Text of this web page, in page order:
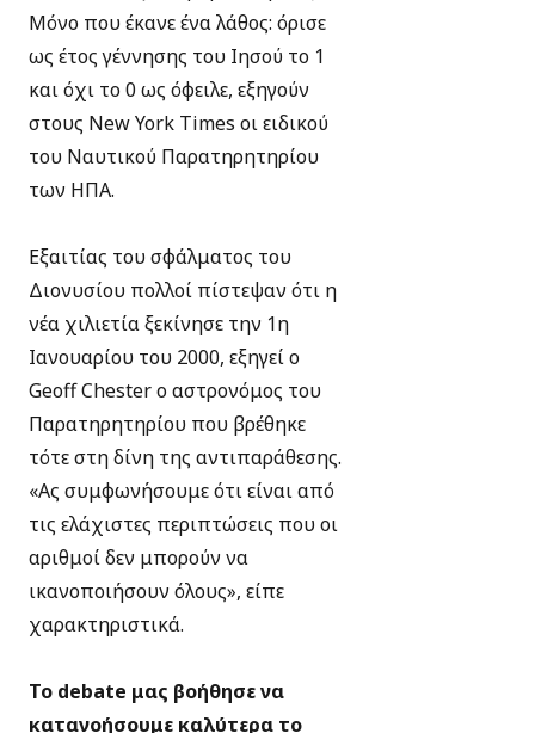
Μόνο που έκανε ένα λάθος: όρισε
ως έτος γέννησης του Ιησού το 1
και όχι το 0 ως όφειλε, εξηγούν
στους New York Times οι ειδικού
του Ναυτικού Παρατηρητηρίου
των ΗΠΑ.
Εξαιτίας του σφάλματος του
Διονυσίου πολλοί πίστεψαν ότι η
νέα χιλιετία ξεκίνησε την 1η
Ιανουαρίου του 2000, εξηγεί ο
Geoff Chester ο αστρονόμος του
Παρατηρητηρίου που βρέθηκε
τότε στη δίνη της αντιπαράθεσης.
«Ας συμφωνήσουμε ότι είναι από
τις ελάχιστες περιπτώσεις που οι
αριθμοί δεν μπορούν να
ικανοποιήσουν όλους», είπε
χαρακτηριστικά.
Το debate μας βοήθησε να
κατανοήσουμε καλύτερα το